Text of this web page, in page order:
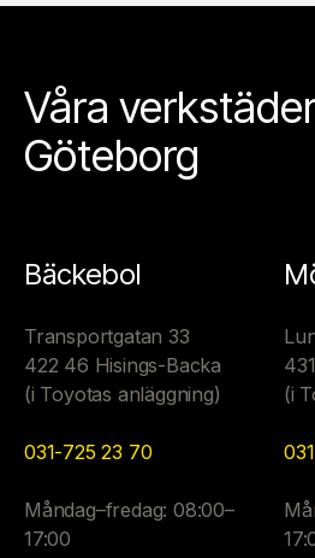
Våra
Göteborg
Bäckebol
Transportgatan 33
422 46 Hisings-Backa
(i Toyotas anläggning)
031-725 23 70
Måndag–fredag: 08:00–
17:00
(i